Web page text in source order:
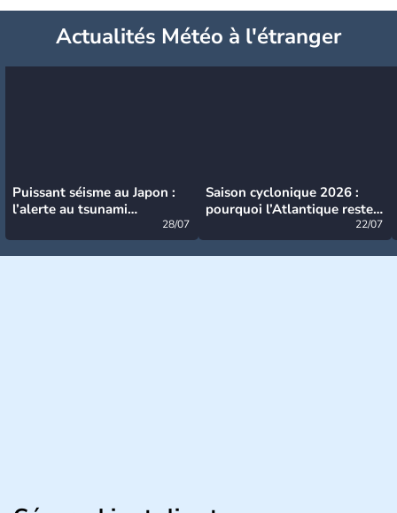
Actualités Météo à l'étranger
Puissant séisme au Japon :
l’alerte au tsunami
28/07
Saison cyclonique 2026 :
pourquoi l’Atlantique reste
22/07